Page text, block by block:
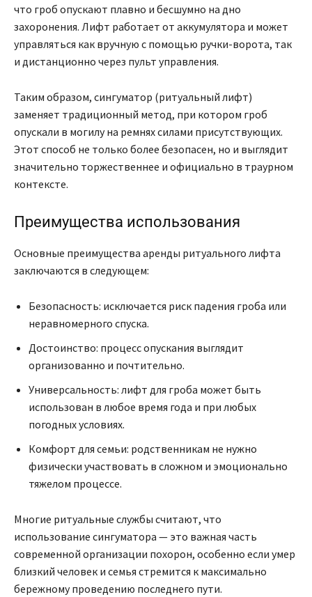
что гроб опускают плавно и бесшумно на дно
захоронения. Лифт работает от аккумулятора и может
управляться как вручную с помощью ручки-ворота, так
и дистанционно через пульт управления.
Таким образом, сингуматор (ритуальный лифт)
заменяет традиционный метод, при котором гроб
опускали в могилу на ремнях силами присутствующих.
Этот способ не только более безопасен, но и выглядит
значительно торжественнее и официально в траурном
контексте.
Преимущества использования
Основные преимущества аренды ритуального лифта
заключаются в следующем:
Безопасность: исключается риск падения гроба или
неравномерного спуска.
Достоинство: процесс опускания выглядит
организованно и почтительно.
Универсальность: лифт для гроба может быть
использован в любое время года и при любых
погодных условиях.
Комфорт для семьи: родственникам не нужно
физически участвовать в сложном и эмоционально
тяжелом процессе.
Многие ритуальные службы считают, что
использование сингуматора — это важная часть
современной организации похорон, особенно если умер
близкий человек и семья стремится к максимально
бережному проведению последнего пути.